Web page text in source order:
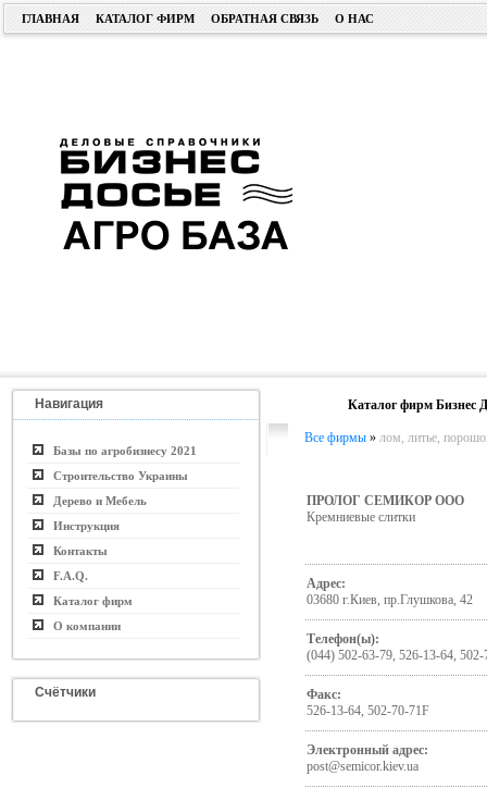
ГЛАВНАЯ КАТАЛОГ ФИРМ ОБРАТНАЯ СВЯЗЬ О НАС
Навигация
Базы по агробизнесу 2021
Строительство Украины
Дерево и Мебель
Инструкция
Контакты
F.A.Q.
Каталог фирм
О компании
Счётчики
Каталог фирм Бизнес
Все фирмы » лом, литье,
ПРОЛОГ СЕМИКОР ООО
Кремниевые слитки
Адрес:
03680 г.Киев, пр.Глушкова, 42
Телефон(ы):
(044) 502-63-79, 526-13-64, 502-
Факс:
526-13-64, 502-70-71F
Электронный адрес:
post@semicor.kiev.ua